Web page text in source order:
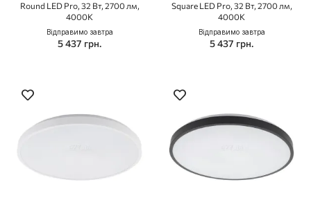
Round LED Pro, 32 Вт, 2700 лм,
4000K
Відправимо завтра
5 437 грн.
Square LED Pro, 32 Вт, 2700 лм,
4000K
Відправимо завтра
5 437 грн.